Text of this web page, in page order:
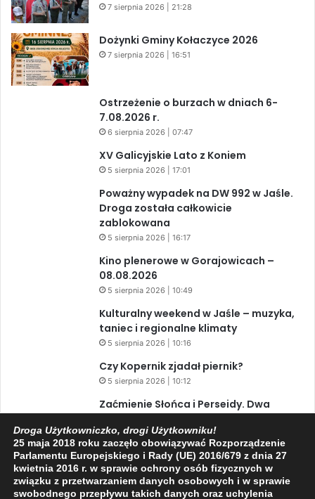
7 sierpnia 2026 | 21:28
Dożynki Gminy Kołaczyce 2026
7 sierpnia 2026 | 16:51
Ostrzeżenie o burzach w dniach 6-
7.08.2026 r.
6 sierpnia 2026 | 07:47
XV Galicyjskie Lato z Koniem
5 sierpnia 2026 | 17:01
Poważny wypadek na DW 992 w Jaśle.
Droga została całkowicie
zablokowana
5 sierpnia 2026 | 16:17
Kino plenerowe w Gorajowicach –
08.08.2026
5 sierpnia 2026 | 10:49
Kulturalny weekend w Jaśle – muzyka,
taniec i regionalne klimaty
5 sierpnia 2026 | 10:16
Czy Kopernik zjadał piernik?
5 sierpnia 2026 | 10:12
Zaćmienie Słońca i Perseidy. Dwa
w ciągu jednego dnia!
3 sierpnia 2026 | 15:39
Droga Użytkowniczko, drogi Użytkowniku!
25 maja 2018 roku zaczęło obowiązywać Rozporządzenie
Parlamentu Europejskiego i Rady (UE) 2016/679 z dnia 27
kwietnia 2016 r. w sprawie ochrony osób fizycznych w
związku z przetwarzaniem danych osobowych i w sprawie
swobodnego przepływu takich danych oraz uchylenia